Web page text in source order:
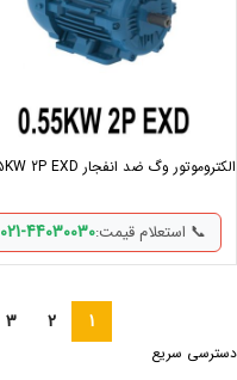
الکتروموتور وگ ضد انفجار 0.55KW 2P EXD
📞 استعلام قیمت:021-44030030
1
2
3
دسترسی سریع